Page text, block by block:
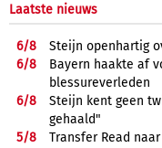
Laatste nieuws
6/8
Steijn openhartig
6/8
Bayern haakte af
blessureverleden
6/8
Steijn kent geen
gehaald"
5/8
Transfer Read